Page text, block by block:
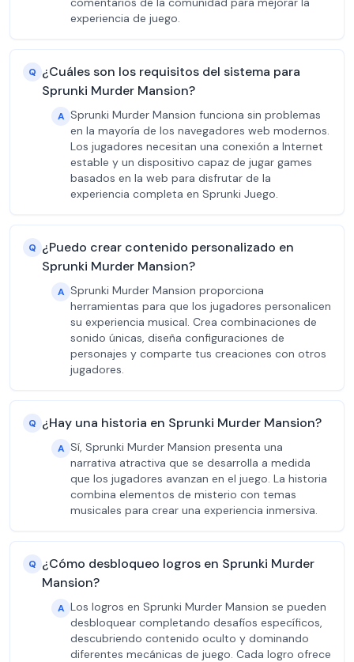
experiencia de juego.
Q ¿Cuáles son los requisitos del sistema para
Sprunki Murder Mansion?
A Sprunki Murder Mansion funciona sin problemas
en la mayoría de los navegadores web modernos.
Los jugadores necesitan una conexión a Internet
estable y un dispositivo capaz de jugar games
basados en la web para disfrutar de la
experiencia completa en Sprunki Juego.
Q ¿Puedo crear contenido personalizado en
Sprunki Murder Mansion?
A Sprunki Murder Mansion proporciona
herramientas para que los jugadores personalicen
su experiencia musical. Crea combinaciones de
sonido únicas, diseña configuraciones de
personajes y comparte tus creaciones con otros
jugadores.
Q ¿Hay una historia en Sprunki Murder Mansion?
A Sí, Sprunki Murder Mansion presenta una
narrativa atractiva que se desarrolla a medida
que los jugadores avanzan en el juego. La historia
combina elementos de misterio con temas
musicales para crear una experiencia inmersiva.
Q ¿Cómo desbloqueo logros en Sprunki Murder
Mansion?
A Los logros en Sprunki Murder Mansion se pueden
desbloquear completando desafíos específicos,
descubriendo contenido oculto y dominando
diferentes mecánicas de juego. Cada logro ofrece